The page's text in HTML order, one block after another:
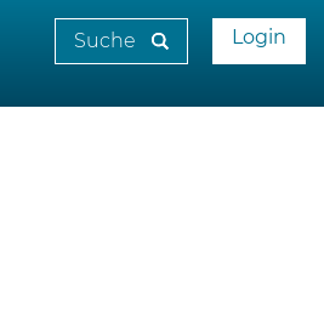
Login